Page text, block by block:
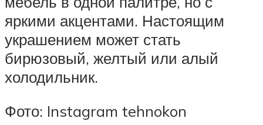
яркими акцентами. Настоящим
украшением может стать
бирюзовый, желтый или алый
холодильник.
Фото: Instagram tehnokon